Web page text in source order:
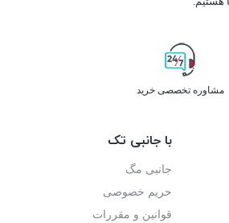
مشاوره تخصصی خرید
با جانبی تک
جانبی مگ
حریم خصوصی
قوانین و مقررات